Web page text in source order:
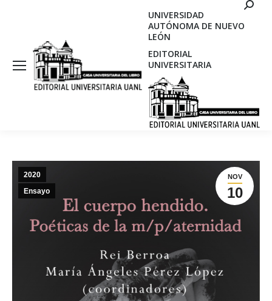
UNIVERSIDAD
AUTÓNOMA DE NUEVO
LEÓN
EDITORIAL
UNIVERSITARIA
NOV
10
2020
Ensayo